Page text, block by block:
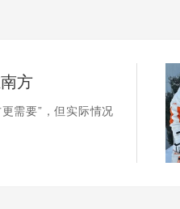
方
需要”，但实际情况